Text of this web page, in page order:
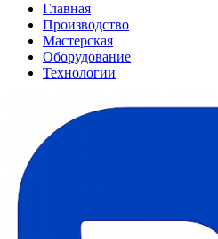
Главная
Производство
Мастерская
Оборудование
Технологии